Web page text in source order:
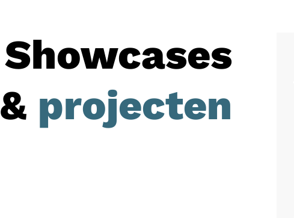
Showcases
& projecten